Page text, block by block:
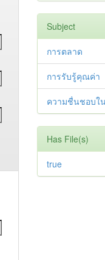
Subject
การตลาด
การรับรู้คุณค่า
ความชื่นชอบใ
Has File(s)
true